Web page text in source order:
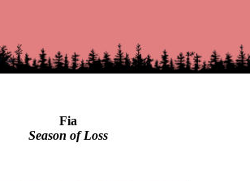
Fia
Season of Loss